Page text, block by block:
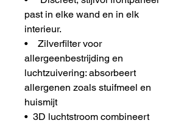
past in elke wand en in elk
interieur.
• Zilverfilter voor
allergeenbestrijding en
luchtzuivering: absorbeert
allergenen zoals stuifmeel en
huismijt
• 3D luchtstroom combineert